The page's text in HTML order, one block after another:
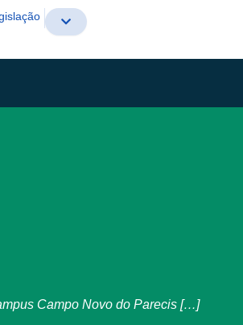
Campo Novo do Parecis […]